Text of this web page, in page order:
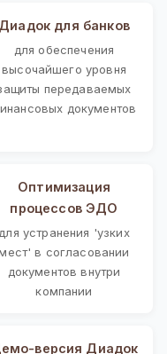
Диадок для банков
для обеспечения
высочайшего уровня
передаваемых
документов
Оптимизация
процессов ЭДО
для устранения 'узких
в согласовании
документов внутри
компании
версия Диадок